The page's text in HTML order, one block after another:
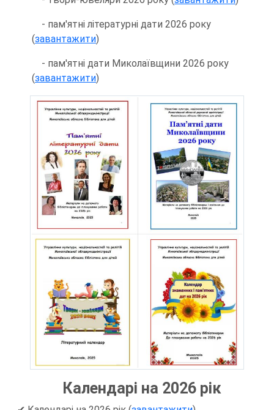
- пам'ятні літературні дати 2026 року
(завантажити)
- пам'ятні дати Миколаївщини 2026 року
(завантажити)
Календарі на 2026 рік